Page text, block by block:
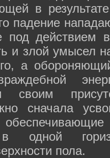
в
падение
действием
и злой умысел
а
своим
сначала
пола.